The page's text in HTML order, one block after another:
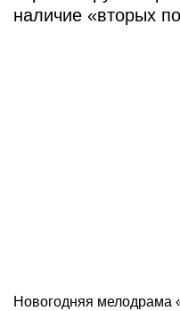
наличие «вторых
Новогодняя мелодрама